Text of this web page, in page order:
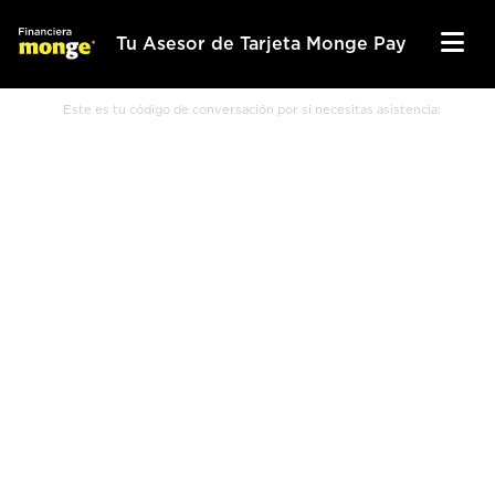
Tu Asesor de Tarjeta Monge Pay
Este es tu código de conversación por si necesitas asistencia: